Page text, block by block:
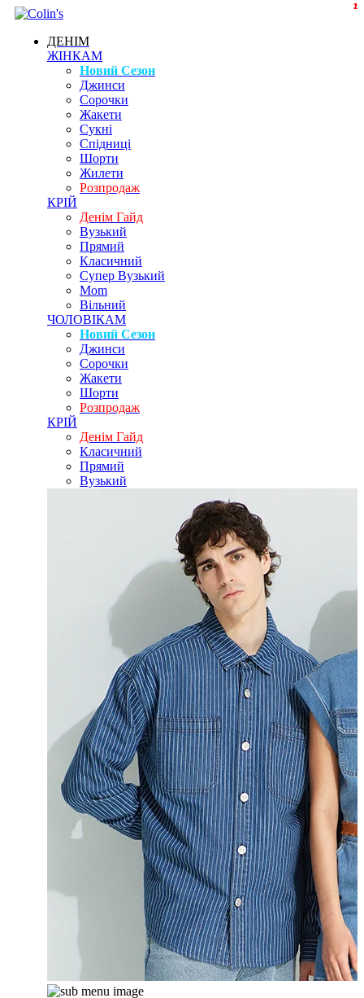
ДЕНІМ
ЖІНКАМ
Новий Сезон
Джинси
Сорочки
Жакети
Сукні
Спідниці
Шорти
Жилети
Розпродаж
КРІЙ
Денім Гайд
Вузький
Прямий
Класичний
Супер Вузький
Mom
Вільний
ЧОЛОВІКАМ
Новий Сезон
Джинси
Сорочки
Жакети
Шорти
Розпродаж
КРІЙ
Денім Гайд
Класичний
Прямий
Вузький
1
2